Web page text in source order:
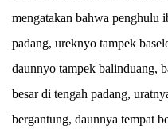
mengatakan bahwa penghulu
padang, ureknyo tampek
daunnyo tampek balinduang,
besar di tengah padang,
bergantung, daunnya tempat